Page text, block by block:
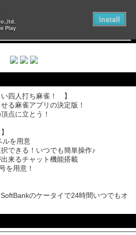
Play
install
プリで遊ぶ！
四人打ち麻雀！ 】
る麻雀アプリの決定版！
点に立とう！
ルを用意
できる！いつでも簡単操作♪
来るチャット機能搭載
を用意！
のケータイで24時間いつでもオ